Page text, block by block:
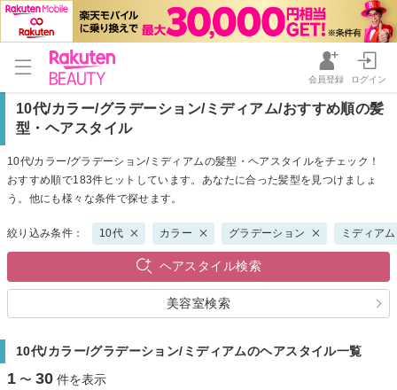
会員登録 ログイン
10代/カラー/グラデーション/ミディアム/おすすめ順の髪
型・ヘアスタイル
10代/カラー/グラデーション/ミディアムの髪型・ヘアスタイルをチェック！
おすすめ順で183件ヒットしています。あなたに合った髪型を見つけましょ
う。他にも様々な条件で探せます。
絞り込み条件： 10代 カラー グラデーション ミディアム
ヘアスタイル検索
美容室検索
10代/カラー/グラデーション/ミディアムのヘアスタイル一覧
1 〜 30 件を表示